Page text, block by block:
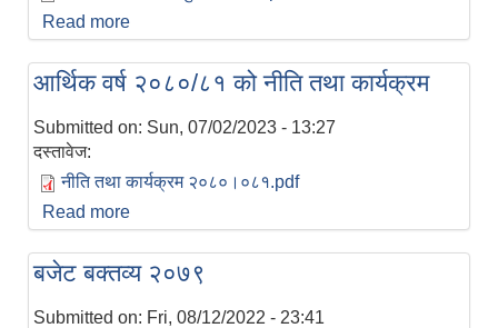
Read more
आर्थिक वर्ष २०८०/८१ को नीति तथा कार्यक्रम
Submitted on: Sun, 07/02/2023 - 13:27
दस्तावेज:
नीति तथा कार्यक्रम २०८०।०८१.pdf
Read more
बजेट बक्तव्य २०७९
Submitted on: Fri, 08/12/2022 - 23:41